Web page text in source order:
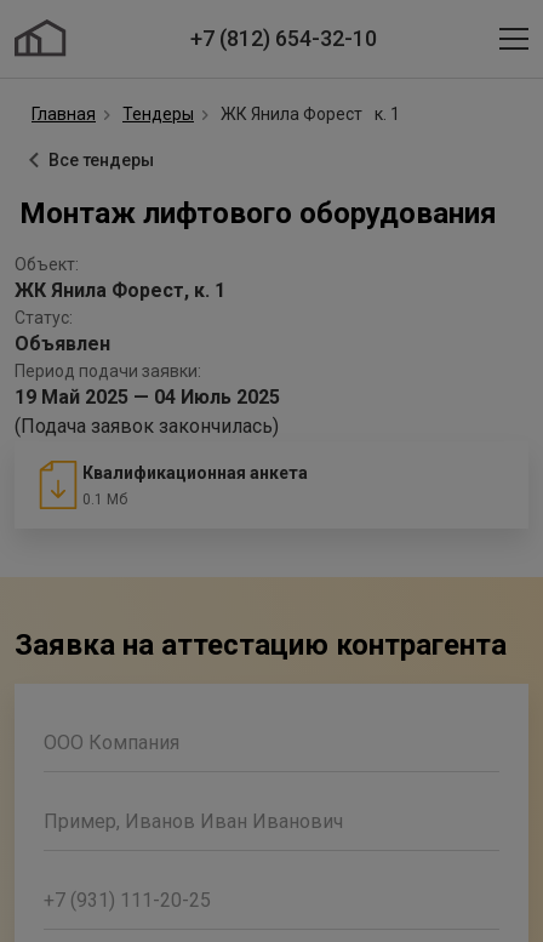
+7 (812) 654-32-10
Главная Тендеры ЖК Янила Форест к. 1
Все тендеры
Монтаж лифтового оборудования
Объект:
ЖК Янила Форест, к. 1
Статус:
Объявлен
Период подачи заявки:
19 Май 2025 — 04 Июль 2025
(Подача заявок закончилась)
Квалификационная анкета
0.1 Мб
Заявка на аттестацию контрагента
ООО Компания
Пример, Иванов Иван Иванович
+7 (931) 111-20-25